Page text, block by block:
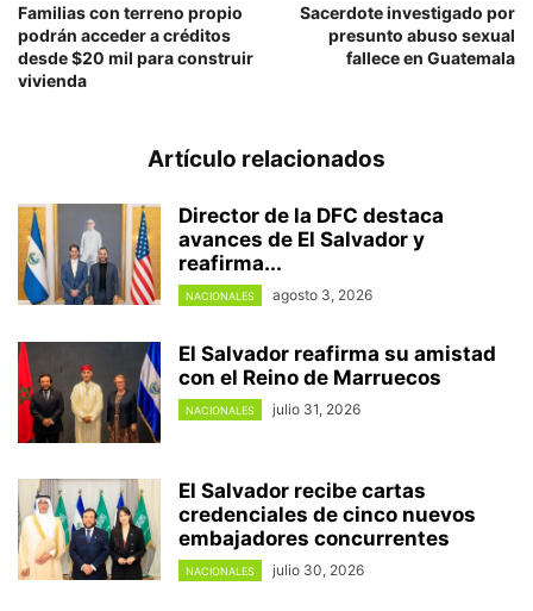
Familias con terreno propio
podrán acceder a créditos
desde $20 mil para construir
vivienda
Sacerdote investigado por
presunto abuso sexual
fallece en Guatemala
Artículo relacionados
Director de la DFC destaca
avances de El Salvador y
reafirma...
NACIONALES agosto 3, 2026
El Salvador reafirma su amistad
con el Reino de Marruecos
NACIONALES julio 31, 2026
El Salvador recibe cartas
credenciales de cinco nuevos
embajadores concurrentes
NACIONALES julio 30, 2026